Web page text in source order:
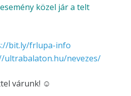
közel jár a telt
bit.ly/frlupa-info
ultrabalaton.hu/nevezes/
várunk! ☺